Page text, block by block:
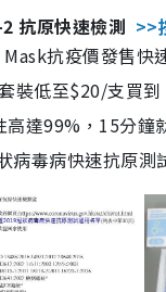
抗原快速檢測 >>
抗疫價發售快
裝低至$20/支買
高達99%，15分鐘
病毒病快速抗原測